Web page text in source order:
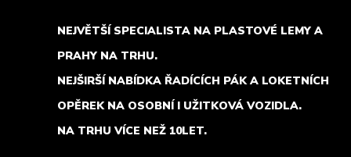
NEJVĚTŠÍ SPECIALISTA NA PLASTOVÉ LEMY A
PRAHY NA TRHU.
NEJŠIRŠÍ NABÍDKA ŘADÍCÍCH PÁK A LOKETNÍCH
OPĚREK NA OSOBNÍ I UŽITKOVÁ VOZIDLA.
NA TRHU VÍCE NEŽ 10LET.